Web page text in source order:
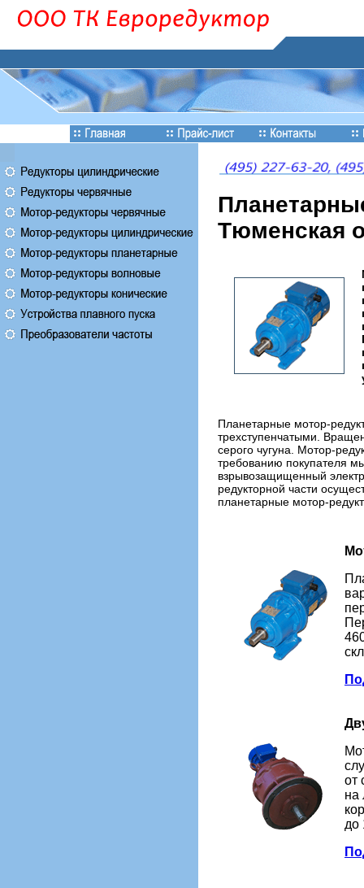
Тюменская
Планетарные мотор-
трехступенчатыми.
серого чугуна. Мотор-
требованию покупателя
взрывозащищенный
редукторной части
планетарные мотор-
от
на
до